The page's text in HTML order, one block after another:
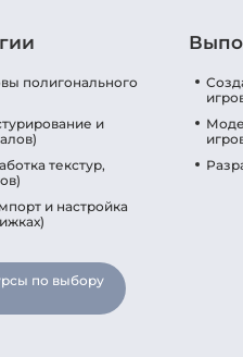
полигонального
и
текстур,
и настройка
по выбору